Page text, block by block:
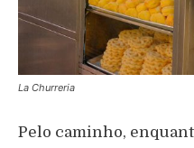
La Churreria
Pelo caminho,